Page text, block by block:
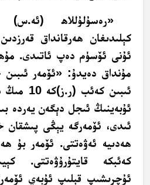
«رەسۇلۇللاھ (ئە.س)
كېلىدىغان ھەرقانداق
ئۇنى ئۆسۈم دەپ ئاتىدى.
مۇنداق دەيدۇ: «ئۆمەر
ئىبىن
ئۇبەينىڭ ئىجل دېگەن يەردە
ئىدى، ئۆمەرگە يېڭى پىشقان
ھەدىيە ئەۋەتتى. ئۆمەر بۇ
كەئبكە قايتۇرۇۋەتتى.
ئۇچرىشىپ قېلىپ ئۇبەي